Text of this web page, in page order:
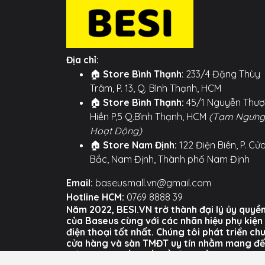
Địa chỉ:
🏠 Store Bình Thạnh: 233/4 Đặng Thùy
Trâm, P. 13, Q. Bình Thạnh, HCM
🏠 Store Bình Thạnh: 45/1 Nguyễn
Hiền P,5 Q.Bình Thạnh, HCM (Tạm Ngưng
Hoạt Động)
🏠 Store Nam Định: 122 Điện Biên, P. Cửa
Bắc, Nam Định, Thành phố Nam Định
Email: baseusmall.vn@gmail.com
Hotline HCM: 0769 8888 39
Năm 2022, BESI.VN trở thành đại lý ủy quyền
của Baseus cùng với các nhãn hiệu phụ kiện
điện thoại tốt nhất. Chúng tôi phát triển
cửa hàng và sàn TMĐT uy tín nhằm mang
trải nghiệm tốt nhất về sản phẩm và dịch vụ